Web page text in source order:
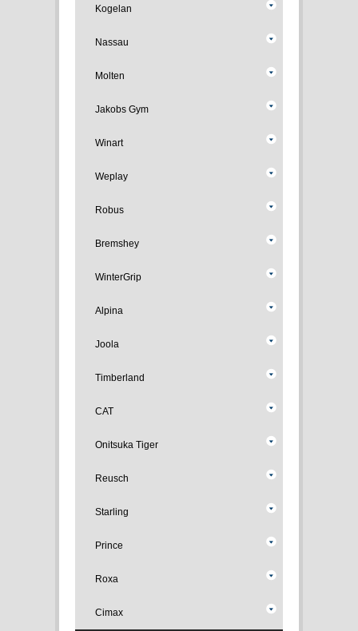
Kogelan
Nassau
Molten
Jakobs Gym
Winart
Weplay
Robus
Bremshey
WinterGrip
Alpina
Joola
Timberland
CAT
Onitsuka Tiger
Reusch
Starling
Prince
Roxa
Cimax